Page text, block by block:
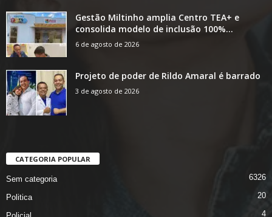
Gestão Miltinho amplia Centro TEA+ e
consolida modelo de inclusão 100%...
6 de agosto de 2026
Projeto de poder de Rildo Amaral é barrado
3 de agosto de 2026
CATEGORIA POPULAR
Sem categoria 6326
Politica 20
4